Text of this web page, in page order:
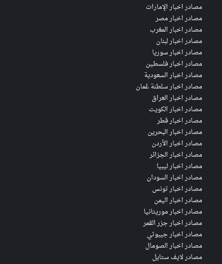
مصادر اخبار الإمارات
مصادر اخبار مصر
مصادر اخبار المغرب
مصادر اخبار لبنان
مصادر اخبار سوريا
مصادر اخبار فلسطين
مصادر اخبار السعودية
مصادر اخبار سلطنة عُمان
مصادر اخبار العراق
مصادر اخبار الكويت
مصادر اخبار قطر
مصادر اخبار البحرين
مصادر اخبار الأردن
مصادر اخبار الجزائر
مصادر اخبار ليبيا
مصادر اخبار السودان
مصادر اخبار تونس
مصادر اخبار اليمن
مصادر اخبار موريتانيا
مصادر اخبار جزر القمر
مصادر اخبار جيبوتي
مصادر اخبار الصومال
مصادر لايف ستايل